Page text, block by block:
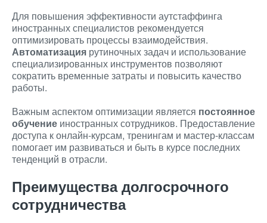
Для повышения эффективности аутстаффинга
иностранных специалистов рекомендуется
оптимизировать процессы взаимодействия.
Автоматизация рутиночных задач и использование
специализированных инструментов позволяют
сократить временные затраты и повысить качество
работы.
Важным аспектом оптимизации является постоянное
обучение иностранных сотрудников. Предоставление
доступа к онлайн-курсам, тренингам и мастер-классам
помогает им развиваться и быть в курсе последних
тенденций в отрасли.
Преимущества долгосрочного
сотрудничества